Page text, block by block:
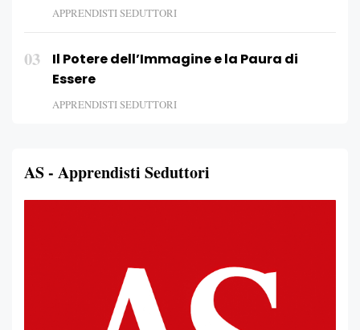
APPRENDISTI SEDUTTORI
03
Il Potere dell’Immagine e la Paura di
Essere
APPRENDISTI SEDUTTORI
AS - Apprendisti Seduttori